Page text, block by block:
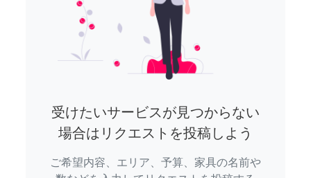
受けたいサービスが見つからない
場合はリクエストを投稿しよう
ご希望内容、エリア、予算、家具の名前や